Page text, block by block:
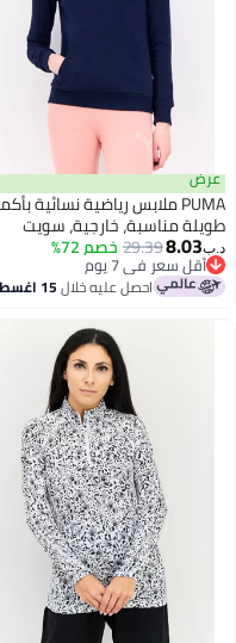
PUMA ملابس رياضية نسائية بأكمام
مناسبة، خارجية، سويت
كحلي
29.39خصم 72%
سعر في 7 يوم
سعر في 7 يوماحصل عليه خلال15 اغسطس